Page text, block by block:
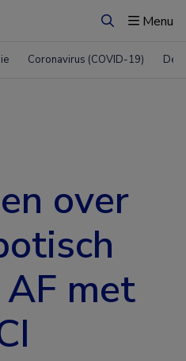
ZoekenMenu
Coronavirus (COVID-19)
over
met